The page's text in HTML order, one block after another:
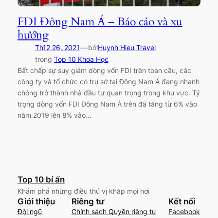
FDI Đông Nam Á – Báo cáo và xu
hướng
Th12 26, 2021—bởiHuynh Hieu Travel
trong Top 10 Khoa Học
Bất chấp sự suy giảm dòng vốn FDI trên toàn cầu, các
công ty và tổ chức có trụ sở tại Đông Nam Á đang nhanh
chóng trở thành nhà đầu tư quan trọng trong khu vực. Tỷ
trọng dòng vốn FDI Đông Nam Á trên đã tăng từ 6% vào
năm 2019 lên 8% vào…
Top 10 bí ấn
Khám phá những điều thú vị khắp mọi nơi
Giới thiệu
Đội ngũ
Riêng tư
Chính sách Quyền riêng tư
Kết nối
Facebook